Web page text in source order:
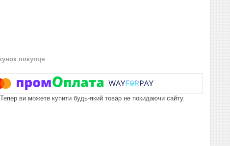
покупця
ви можете купити будь-який товар не покидаючи сайту.